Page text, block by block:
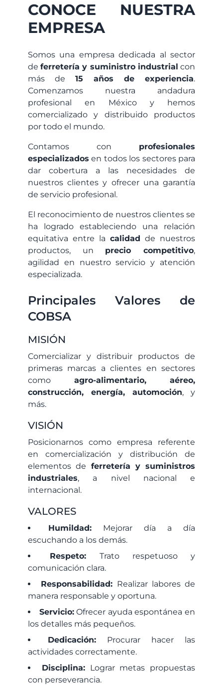
CONOCE NUESTRA
EMPRESA
Somos una empresa dedicada al sector
deferretería y suministro industrial con
más de 15 años de experiencia.
Comenzamos nuestra andadura
profesional en México y hemos
comercializado y distribuido productos
por todo el mundo.
Contamos con profesionales
especializados en todos los sectores para
dar cobertura a las necesidades de
nuestros clientes y ofrecer una garantía
de servicio profesional.
El reconocimiento de nuestros clientes se
ha logrado estableciendo una relación
equitativa entre la calidad de nuestros
productos, un precio competitivo,
agilidad en nuestro servicio y atención
especializada.
Principales Valores de
COBSA
MISIÓN
Comercializar y distribuir productos de
primeras marcas a clientes en sectores
como agro-alimentario, aéreo,
construcción, energía, automoción, y
más.
VISIÓN
Posicionarnos como empresa referente
en comercialización y distribución de
elementos de ferretería y suministros
industriales, a nivel nacional e
internacional.
VALORES
Humildad: Mejorar día a día
escuchando a los demás.
Respeto: Trato respetuoso y
comunicación clara.
Responsabilidad: Realizar labores de
manera responsable y oportuna.
Servicio:Ofrecer ayuda espontánea en
los detalles más pequeños.
Dedicación: Procurar hacer las
actividades correctamente.
Disciplina:Lograr metas propuestas
con perseverancia.